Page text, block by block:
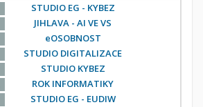
STUDIO EG - KYBEZ
JIHLAVA - AI VE VS
eOSOBNOST
STUDIO DIGITALIZACE
STUDIO KYBEZ
ROK INFORMATIKY
STUDIO EG - EUDIW